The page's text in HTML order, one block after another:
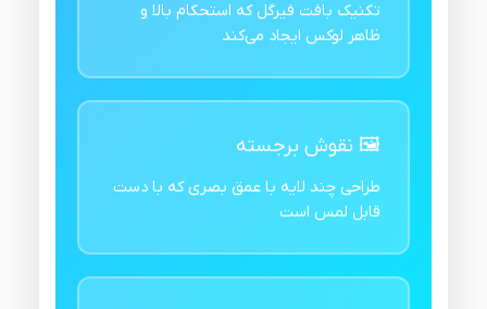
تکنیک بافت فیرگل که استحکام بالا و
ظاهر لوکس ایجاد می‌کند
🖼️ نقوش برجسته
طراحی چند لایه با عمق بصری که با دست
قابل لمس است